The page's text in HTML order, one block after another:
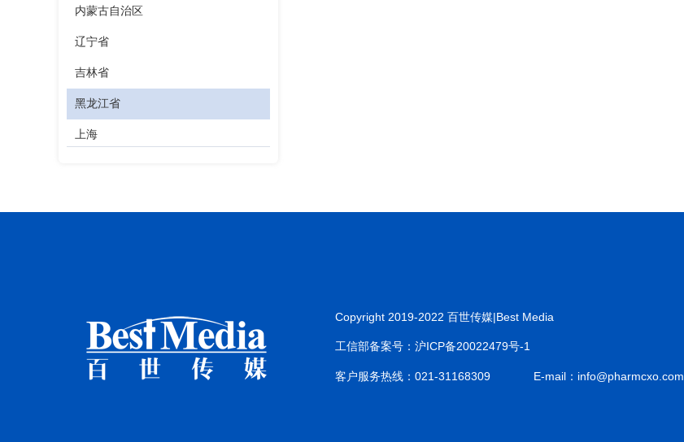
内蒙古自治区
辽宁省
吉林省
黑龙江省
上海
山东省
河南省
湖北省
Copyright 2019-2022 百世传媒|Best Media
工信部备案号：沪ICP备20022479号-1
客户服务热线：021-31168309
E-mail：info@pharmcxo.com